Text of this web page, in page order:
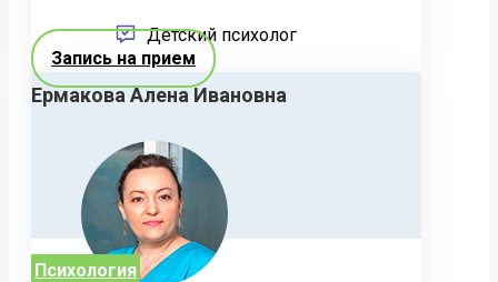
Детский психолог
Запись на прием
Ермакова Алена Ивановна
Психология